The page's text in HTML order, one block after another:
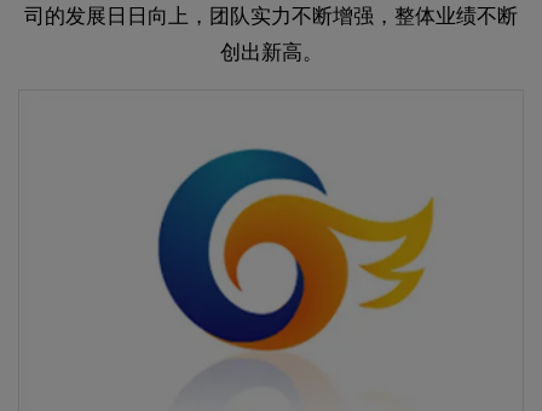
司的发展日日向上，团队实力不断增强，整体业绩不断
创出新高。